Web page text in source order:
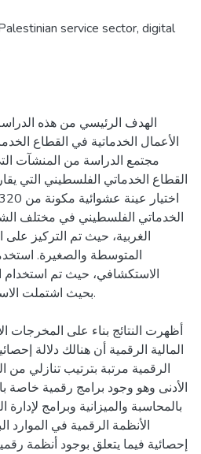
service sector, digital
الهدف الرئيسي من هذه
الأعمال الخدماتية في القطاع
مجتمع الدراسة من المنشآت
الخدماتي الفلسطيني في مختلف
الغربية، حيث تم التركيز على
المتوسطة والصغيرة.
الاستكشافي، حيث تم استخدام
أظهرت النتائج بناء على المخرجات
المالية الرقمية أن هنالك دلالة
الرقمية مرتبة بترتيب تنازلي من
الأدنى وهو وجود برامج رقمية خاصة
بالمحاسبة والميزانية وبرامج لإدارة
الأنظمة الرقمية في الموارد
إحصائية فيما يتعلق بوجود أنظمة